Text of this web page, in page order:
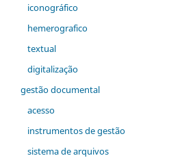
iconográfico
hemerografico
textual
digitalização
gestão documental
acesso
instrumentos de gestão
sistema de arquivos